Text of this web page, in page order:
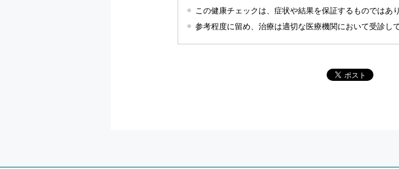
この健康チェックは、症状や結果を保証するものではあり
参考程度に留め、治療は適切な医療機関において受診して